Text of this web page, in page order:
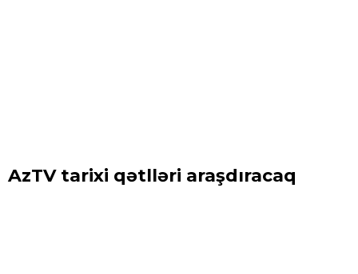
AzTV tarixi qətlləri araşdıracaq